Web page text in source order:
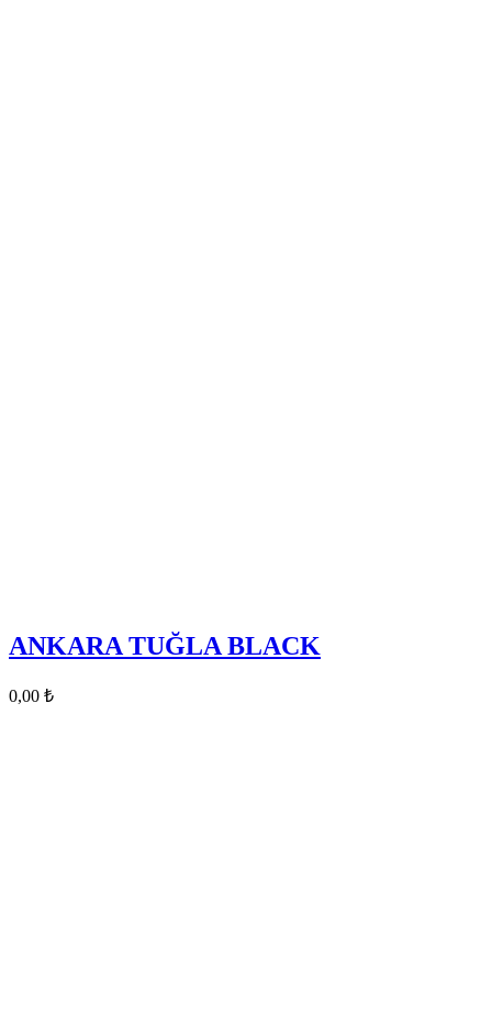
ANKARA TUĞLA BLACK
0,00 ₺